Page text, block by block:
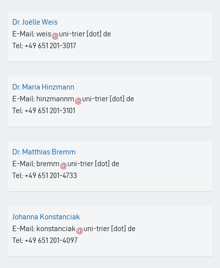
Dr. Joëlle Weis
E-Mail:weis uni-trier [dot] de
Tel: +49 651 201-3017
Dr. Maria Hinzmann
E-Mail: hinzmannm uni-trier [dot] de
Tel: +49 651 201-3101
Dr. Matthias Bremm
E-Mail: bremm uni-trier [dot] de
Tel: +49 651 201-4733
Johanna Konstanciak
E-Mail: konstanciak uni-trier [dot] de
Tel: +49 651 201-4097